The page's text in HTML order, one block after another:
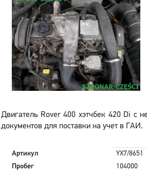
Двигатель Rover 400 хэтчбек 420 Di с
документов для поставки на учет в ГАИ.
Артикул
YX7/8651
Пробег
104000